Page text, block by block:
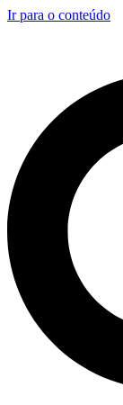
Ir para o conteúdo